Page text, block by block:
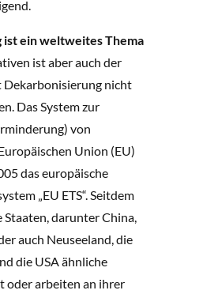
ein weltweites Thema
ist aber auch der
Dekarbonisierung nicht
Das System zur
von
Union (EU)
das europäische
„EU ETS“. Seitdem
Staaten, darunter China,
auch Neuseeland, die
die USA ähnliche
oder arbeiten an ihrer